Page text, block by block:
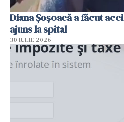
Diana Șoșoacă a făcut
ajuns la spital
30 IULIE 2026